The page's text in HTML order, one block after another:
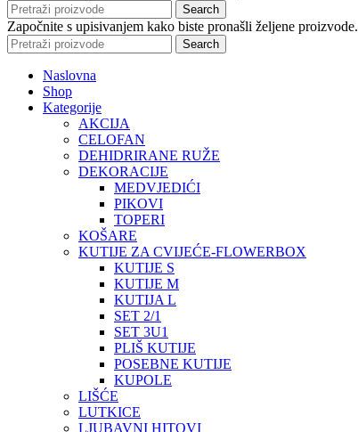
Search
Započnite s upisivanjem kako biste pronašli željene proizvode.
Search
Naslovna
Shop
Kategorije
AKCIJA
CELOFAN
DEHIDRIRANE RUŽE
DEKORACIJE
MEDVJEDIĆI
PIKOVI
TOPERI
KOŠARE
KUTIJE ZA CVIJEĆE-FLOWERBOX
KUTIJE S
KUTIJE M
KUTIJA L
SET 2/1
SET 3U1
PLIŠ KUTIJE
POSEBNE KUTIJE
KUPOLE
LIŠĆE
LUTKICE
LJUBAVNI HITOVI